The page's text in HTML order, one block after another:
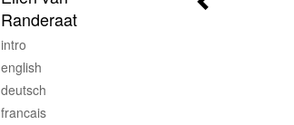
Randeraat
intro
english
deutsch
francais